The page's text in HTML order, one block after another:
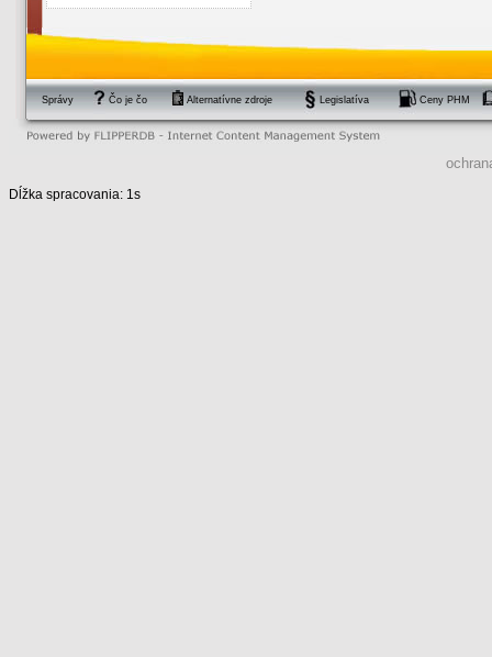
Správy Čo je čo Alternatívne zdroje Legislatíva Ceny PHM
Dĺžka spracovania: 1s